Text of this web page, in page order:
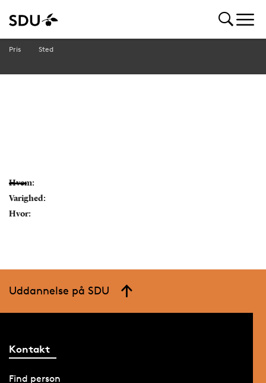
Pris Sted
Hvem:
Varighed:
Hvor:
Uddannelse på SDU
Kontakt
Find person